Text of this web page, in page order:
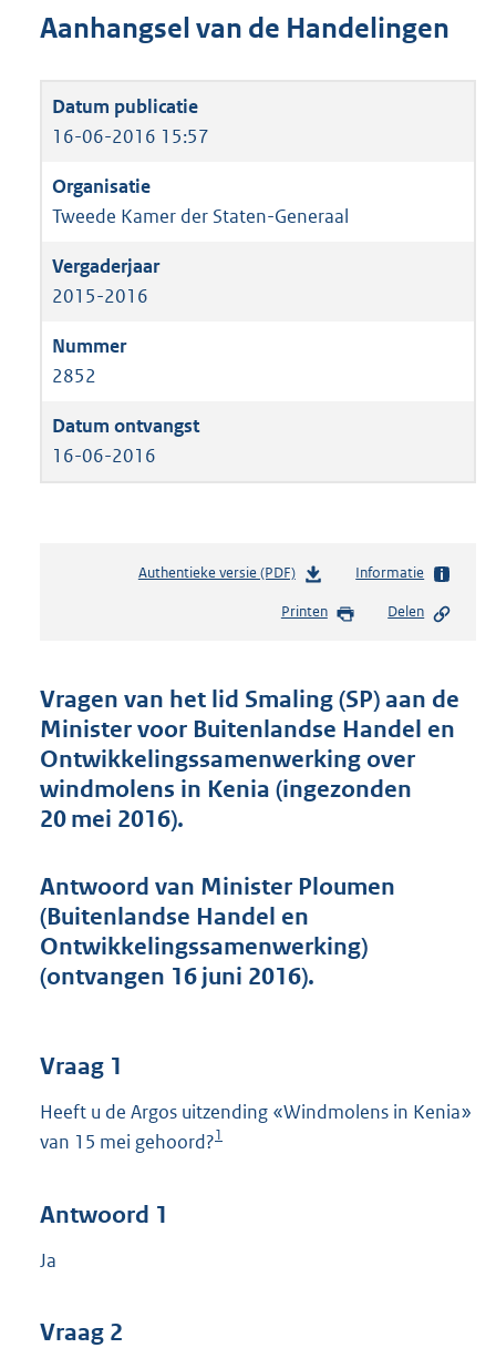
Aanhangsel van de Handelingen
16-06-2016 15:57
Tweede Kamer der Staten-Generaal
2015-2016
2852
16-06-2016
Authentieke versie (PDF)b
s
n
d
s
g
r
o
t
e
:
5
0
K
Informatie
Printen Delen
Vragen van het lid Smaling (SP) aan de
Minister voor Buitenlandse Handel en
Ontwikkelingssamenwerking over
windmolens in Kenia (ingezonden
20 mei 2016).
Antwoord van Minister Ploumen
(Buitenlandse Handel en
Ontwikkelingssamenwerking)
(ontvangen 16 juni 2016).
Vraag 1
Heeft u de Argos uitzending «Windmolens in Kenia»
van 15 mei gehoord?1
Antwoord 1
Ja
Vraag 2